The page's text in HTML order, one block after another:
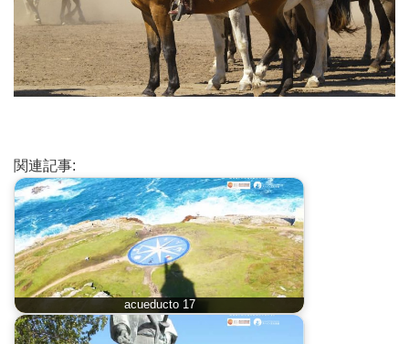
関連記事:
acueducto 17